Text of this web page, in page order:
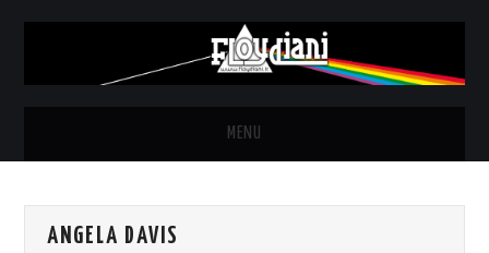
MENU
NEWS
ANGELA DAVIS